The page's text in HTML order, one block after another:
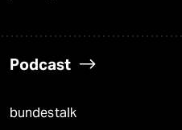
Podcast
bundestalk